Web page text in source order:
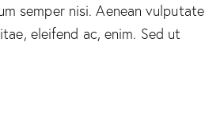
semper nisi. Aenean vulputate
eleifend ac, enim. Sed ut